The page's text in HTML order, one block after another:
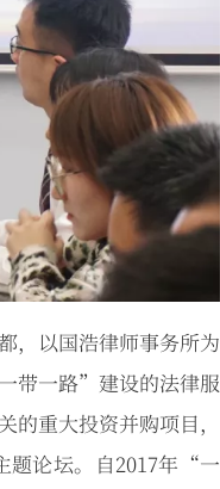
，以国浩律师事务所为
带一路”建设的法律服
重大投资并购项目，
论坛。自2017年“一